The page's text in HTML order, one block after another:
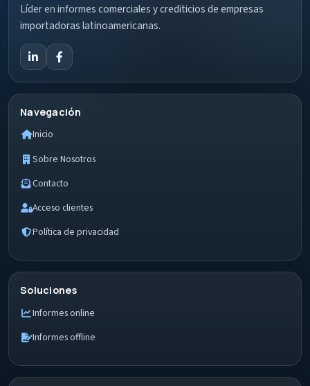
Líder en informes comerciales y crediticios de empresas
importadoras latinoamericanas.
Navegación
Inicio
Sobre Nosotros
Contacto
Acceso clientes
Política de privacidad
Soluciones
Informes online
Informes offline